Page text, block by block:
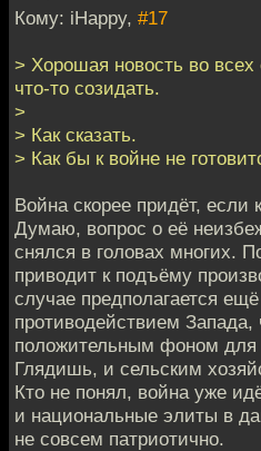
Кому: iHappy, #17
> Хорошая новость во
что-то созидать.
>
> Как сказать.
> Как бы к войне не
Война скорее придёт, если
Думаю, вопрос о её
снялся в головах многих.
приводит к подъёму
случае предполагается
противодействием Запада,
положительным фоном для
Глядишь, и сельским
Кто не понял, война уже
и национальные элиты в
не совсем патриотично.